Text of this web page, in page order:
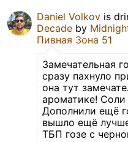
Daniel Volkov is
Decade by
Пивная Зона 51
Замечательная
сразу пахнуло
она тут
ароматике!
Дополнили ещё
вышло ещё
ТБП гозе с